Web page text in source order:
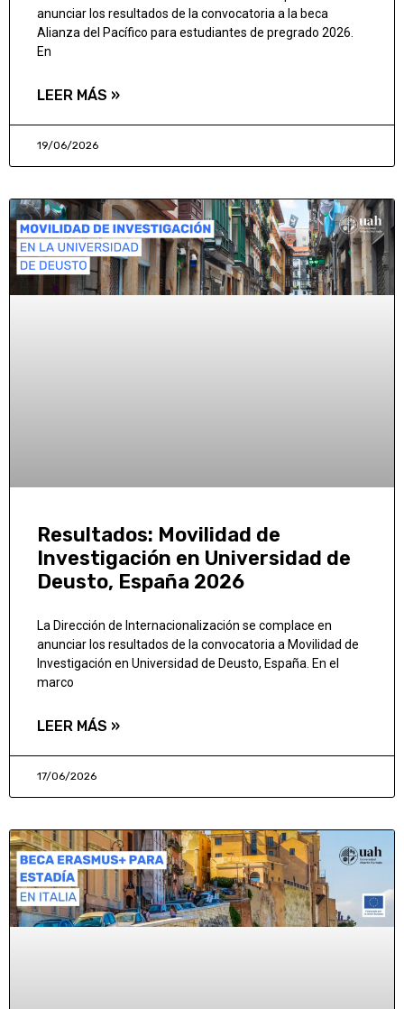
anunciar los resultados de la convocatoria a la beca
Alianza del Pacífico para estudiantes de pregrado 2026.
En
LEER MÁS »
19/06/2026
Resultados: Movilidad de
Investigación en Universidad de
Deusto, España 2026
La Dirección de Internacionalización se complace en
anunciar los resultados de la convocatoria a Movilidad de
Investigación en Universidad de Deusto, España. En el
marco
LEER MÁS »
17/06/2026